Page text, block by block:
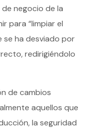
negocio de la
para “limpiar el
se ha desviado por
redirigiéndolo
de cambios
aquellos que
la seguridad